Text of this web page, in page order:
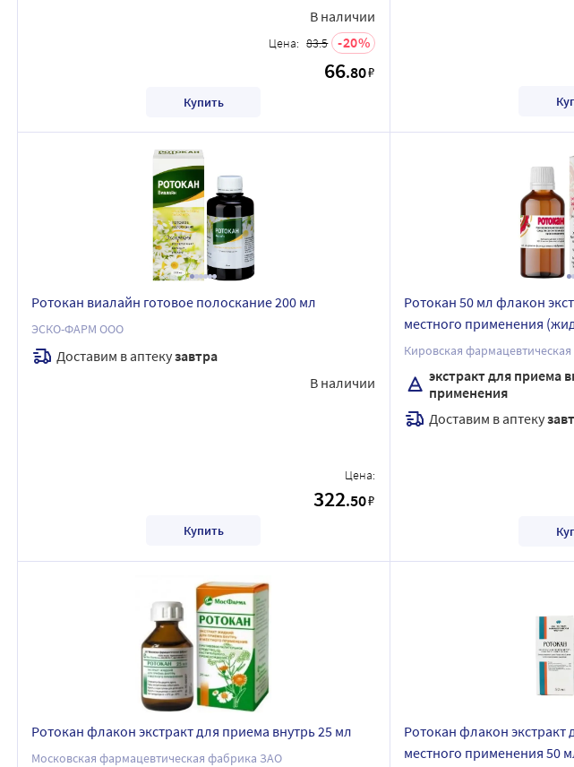
В наличии
Цена: 83.5 20
66.80₽
Купить
Ротокан виалайн готовое полоскание 200 мл
ЭСКО-ФАРМ ООО
Доставим в аптекузавтра
В наличии
Цена:
322.50₽
Купить
Ротокан 50 мл флакон
местного применения
Кировская
экстракт для приема
применения
Доставим в аптеку
Ротокан флакон экстракт для приема внутрь 25 мл
Московская фармацевтическая фабрика ЗАО
Ротокан флакон экстракт
местного применения 50